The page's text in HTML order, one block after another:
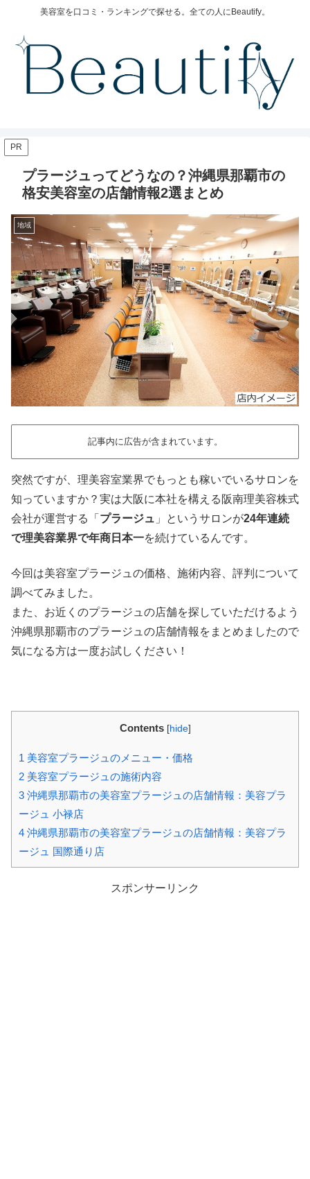
美容室を口コミ・ランキングで探せる。全ての人にBeautify。
PR
プラージュってどうなの？沖縄県那覇市の
格安美容室の店舗情報2選まとめ
地域
記事内に広告が含まれています。
突然ですが、理美容室業界でもっとも稼いでいるサロンを
知っていますか？実は大阪に本社を構える阪南理美容株式
会社が運営する「 プラージュ 」というサロンが24年連続
で理美容業界で年商日本一を続けているんです。
今回は美容室プラージュの価格、施術内容、評判について
調べてみました。
また、お近くのプラージュの店舗を探していただけるよう
沖縄県那覇市のプラージュの店舗情報をまとめましたので
気になる方は一度お試しください！
Contents [hide]
1 美容室プラージュのメニュー・価格
2 美容室プラージュの施術内容
3 沖縄県那覇市の美容室プラージュの店舗情報：美容プラ
ージュ 小禄店
4 沖縄県那覇市の美容室プラージュの店舗情報：美容プラ
ージュ 国際通り店
スポンサーリンク